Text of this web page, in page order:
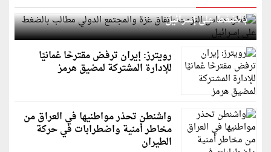
قطر: حماس التزمت باتفاق غزة والمجتمع الدولي مطالب
بالضغط على إسرائيل
رويترز: إيران ترفض مقترحًا عُمانيًا
للإدارة المشتركة لمضيق هرمز
واشنطن تحذر مواطنيها في العراق من
مخاطر أمنية واضطرابات في حركة
الطيران